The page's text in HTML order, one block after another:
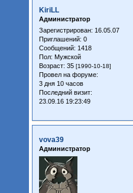
KiriLL
Администратор
Зарегистрирован: 16.05.07
Приглашений: 0
Сообщений: 1418
Пол: Мужской
Возраст: 35 [1990-10-18]
Провел на форуме:
3 дня 10 часов
Последний визит:
23.09.16 19:23:49
vova39
Администратор